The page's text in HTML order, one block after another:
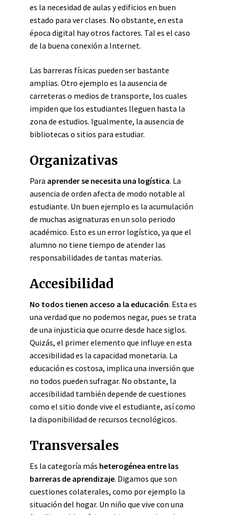
es la necesidad de aulas y edificios en buen
estado para ver clases. No obstante, en esta
época digital hay otros factores. Tal es el caso
de la buena conexión a Internet.
Las barreras físicas pueden ser bastante
amplias. Otro ejemplo es la ausencia de
carreteras o medios de transporte, los cuales
impiden que los estudiantes lleguen hasta la
zona de estudios. Igualmente, la ausencia de
bibliotecas o sitios para estudiar.
Organizativas
Para aprender se necesita una logística. La
ausencia de orden afecta de modo notable al
estudiante. Un buen ejemplo es la acumulación
de muchas asignaturas en un solo periodo
académico. Esto es un error logístico, ya que el
alumno no tiene tiempo de atender las
responsabilidades de tantas materias.
Accesibilidad
No todos tienen acceso a la educación. Esta es
una verdad que no podemos negar, pues se trata
de una injusticia que ocurre desde hace siglos.
Quizás, el primer elemento que influye en esta
accesibilidad es la capacidad monetaria. La
educación es costosa, implica una inversión que
no todos pueden sufragar. No obstante, la
accesibilidad también depende de cuestiones
como el sitio donde vive el estudiante, así como
la disponibilidad de recursos tecnológicos.
Transversales
Es la categoría más heterogénea entre las
barreras de aprendizaje. Digamos que son
cuestiones colaterales, como por ejemplo la
situación del hogar. Un niño que vive con una